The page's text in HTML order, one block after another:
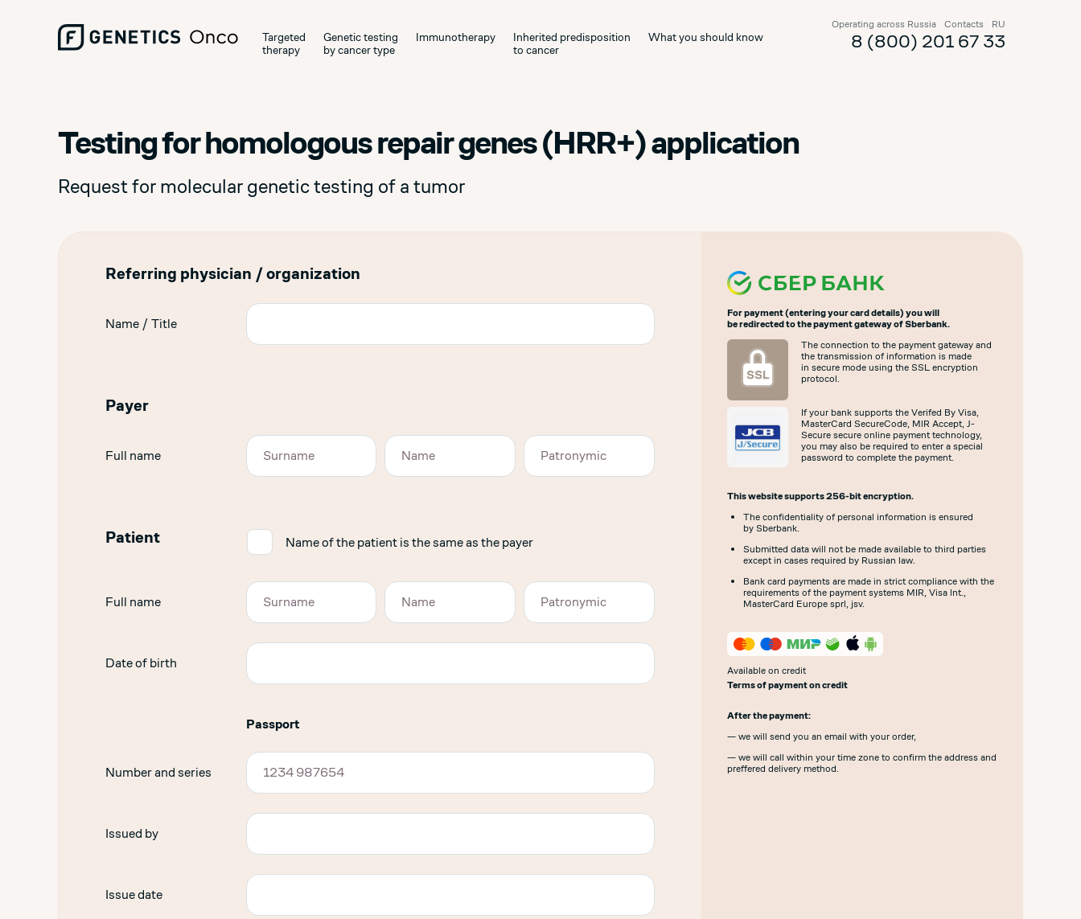
Targeted
therapy
Genetic testing
by cancer type
Immunotherapy
Inherited predisposition
to cancer
What you should know
Operating across Russia Contacts RU
8 (800) 201 67 33
Testing for homologous repair genes (HRR+) application
Request for molecular genetic testing of a tumor
Referring physician / organization
Name / Title
Payer
Full name
Patient Name of the patient is the same as the payer
Full name
Date of birth
Passport
Number and series
Issued by
Issue date
For payment (entering your card details) you will
be redirected to the payment gateway of Sberbank.
The connection to the payment gateway and
the transmission of information is made
in secure mode using the SSL encryption
protocol.
If your bank supports the Verifed By Visa,
MasterCard SecureCode, MlR Accept, J-
Secure secure online payment technology,
you may also be required to enter a special
password to complete the payment.
This website supports 256-bit encryption.
The confidentiality of personal information is ensured
by Sberbank.
Submitted data will not be made available to third parties
except in cases required by Russian law.
Bank card payments are made in strict compliance with the
requirements of the payment systems MIR, Visa lnt.,
MasterCard Europe sprl, jsv.
Available on credit
Terms of payment on credit
After the payment:
— we will send you an email with your order,
— we will call within your time zone to confirm the address and
preffered delivery method.